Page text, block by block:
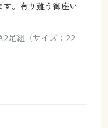
。有り難う御座い
2足組（サイズ：22